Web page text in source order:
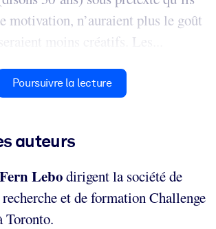
motivation, n’auraient plus le goût
moins créatifs. Les...
Poursuivre la lecture
auteurs
FernLebodirigent la société de
et de formation Challenge
Toronto.